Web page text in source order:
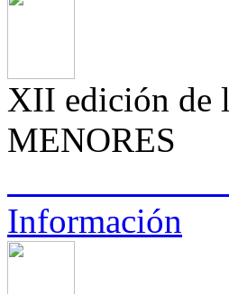
XII edición de
MENORES
Información